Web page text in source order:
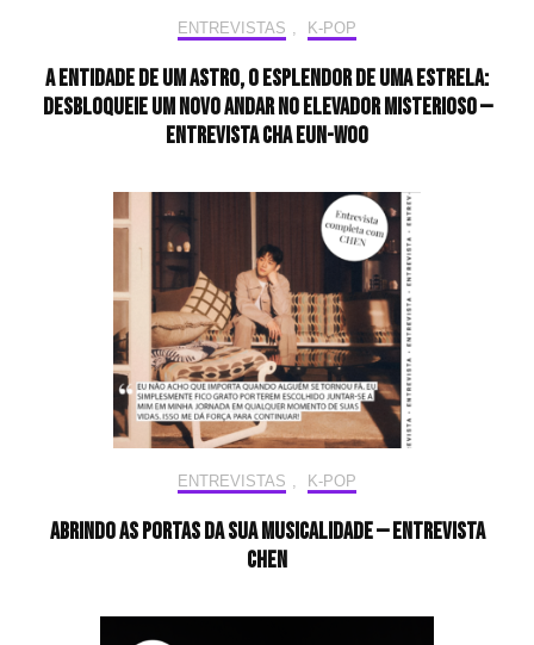
ENTREVISTAS , K-POP
A entidade de um astro, o esplendor de uma estrela:
desbloqueie um novo andar no elevador misterioso —
Entrevista CHA EUN-WOO
ENTREVISTAS , K-POP
Abrindo as portas da sua musicalidade — Entrevista
CHEN